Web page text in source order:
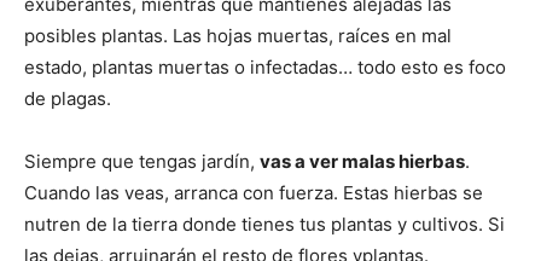
posibles plantas. Las hojas muertas, raíces en mal
estado, plantas muertas o infectadas… todo esto es foco
de plagas.
Siempre que tengas jardín, vas a ver malas hierbas.
Cuando las veas, arranca con fuerza. Estas hierbas se
nutren de la tierra donde tienes tus plantas y cultivos. Si
las dejas, arruinarán el resto de flores yplantas.